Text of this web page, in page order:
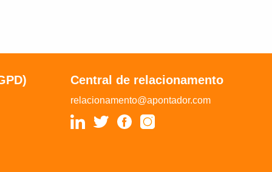
Central de relacionamento
relacionamento@apontador.com